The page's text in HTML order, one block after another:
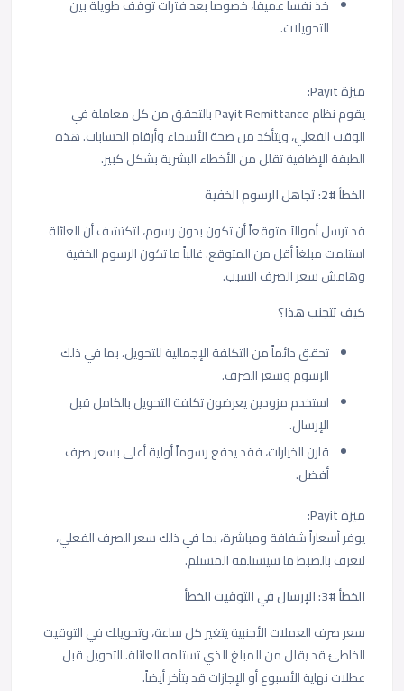
خذ نفساً عميقاً، خصوصاً بعد فترات توقف طويلة بين
التحويلات.
ميزة Payit:
يقوم نظامPayit Remittanceبالتحقق من كل معاملة في
الوقت الفعلي، ويتأكد من صحة الأسماء وأرقام الحسابات. هذه
الطبقة الإضافية تقلل من الأخطاء البشرية بشكل كبير.
الخطأ #2: تجاهل الرسوم الخفية
قد ترسل أموالاً متوقعاً أن تكون بدون رسوم، لتكتشف أن العائلة
استلمت مبلغاً أقل من المتوقع. غالباً ما تكون الرسوم الخفية
وهامش سعر الصرف السبب.
كيف تتجنب هذا؟
تحقق دائماً من التكلفة الإجمالية للتحويل، بما في ذلك
الرسوم وسعر الصرف.
استخدم مزودين يعرضون تكلفة التحويل بالكامل قبل
الإرسال.
قارن الخيارات، فقد يدفع رسوماً أولية أعلى بسعر صرف
أفضل.
ميزة Payit:
يوفر أسعاراً شفافة ومباشرة، بما في ذلك سعر الصرف الفعلي،
لتعرف بالضبط ما سيستلمه المستلم.
الخطأ #3: الإرسال في التوقيت الخطأ
سعر صرف العملات الأجنبية يتغير كل ساعة، وتحويلك في التوقيت
الخاطئ قد يقلل من المبلغ الذي تستلمه العائلة. التحويل قبل
عطلات نهاية الأسبوع أو الإجازات قد يتأخر أيضاً.